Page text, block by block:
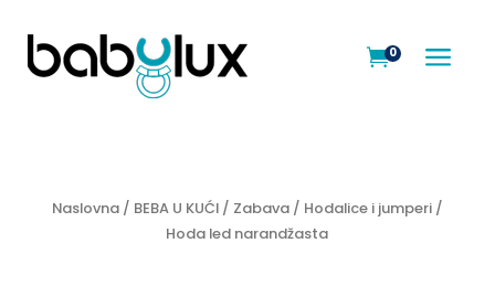
a
0
Naslovna/ BEBA U KUĆI/ Zabava/ Hodalice i jumperi/
Hoda led narandžasta